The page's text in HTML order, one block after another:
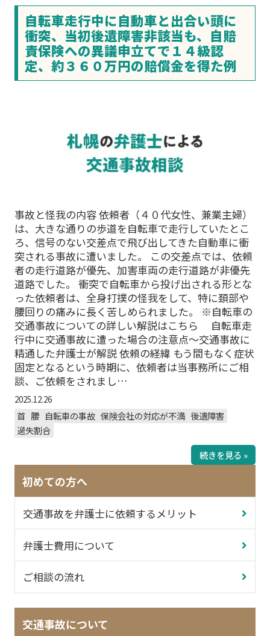
初めての方へ
交通事故を弁護士に依頼するメリット
弁護士費用について
ご相談の流れ
交通事故について
自転車走行中に自動車と出合い頭に
衝突、当初後遺障害非該当も、自賠
責保険への異議申立てで１４級認
定、約３６０万円の賠償金を得た例
事故と怪我の内容 依頼者（４０代女性、兼業主婦）
は、大きな通りの歩道を自転車で走行していたとこ
ろ、信号のない交差点で飛び出してきた自動車に衝
突される事故に遭いました。 この交差点では、依頼
者の走行道路が優先、加害車両の走行道路が非優先
道路でした。 衝突で自転車から投げ出される形とな
った依頼者は、全身打撲の怪我をして、特に頚部や
腰回りの痛みに長く苦しめられました。 ※自転車の
交通事故についての詳しい解説はこちら 自転車走
行中に交通事故に遭った場合の注意点～交通事故に
精通した弁護士が解説 依頼の経緯 もう間もなく症状
固定となるという時期に、依頼者は当事務所にご相
談、ご依頼をされまし…
2025.12.26
首 腰 自転車の事故 保険会社の対応が不満 後遺障害
過失割合
続きを見る »